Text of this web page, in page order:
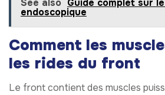
See also Guide complet sur
endoscopique
Comment les
les rides du front
Le front contient des muscles